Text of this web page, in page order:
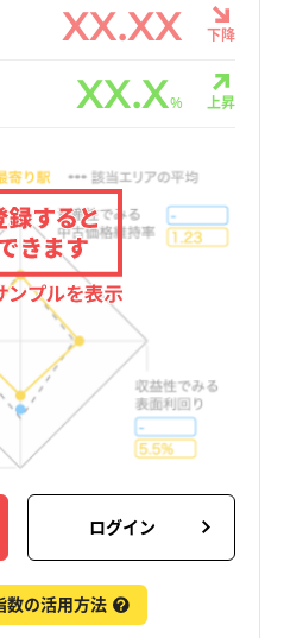
XX.XX 下降
XX.X% 上昇
ログイン
数の活用方法